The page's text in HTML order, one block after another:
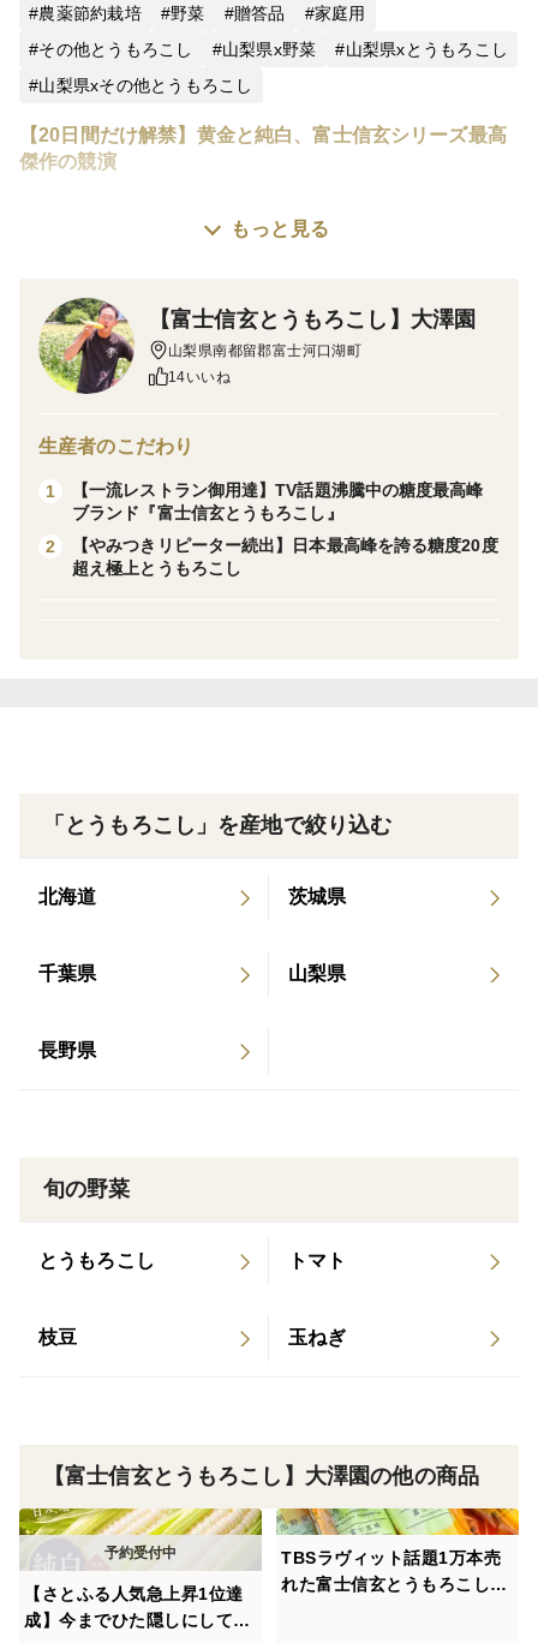
農薬節約栽培 野菜 贈答品
家庭用
その他とうもろこし
山梨県x野菜
山梨県xとうもろこし
山梨県xその他とうもろこし
【20日間だけ解禁】黄金と純白、富士信玄シリーズ最高
傑作の競演
⚠️※現在応募が殺到しております。2027年分用意して
※こちらは2027年7月中旬発送開始予定の先行予約商品
です。
フルーツ王国山梨で糖度20度超えのとうもろこしを収穫
するおおさわ園の大澤 武です☆
今まで黙っていて申し訳ありません。
ふさわしい品質へ到達するまで何度も改良を重ね、数年
禁いたします。
富士信玄シリーズが誇る二つの最高傑作を一度に味わえ
特に純白は、生のままでも驚くほど甘く、フルーツのよ
とうもろこしは茹でたり焼いたりすれば甘くなるのは当
然ですが、生の状態でここまで甘さを感じられるかどう
もっと見る
【富士信玄とうもろこし】大澤園
山梨県南都留郡富士河口湖町
14いいね
生産者のこだわり
1
【一流レストラン御用達】TV話題沸騰中の糖度最高峰
ブランド『富士信玄とうもろこし』
2
【やみつきリピーター続出】日本最高峰を誇る糖度20度
超え極上とうもろこし
「とうもろこし」を産地で絞り込む
北海道 茨城県
千葉県 山梨県
長野県
旬の野菜
とうもろこし トマト
枝豆 玉ねぎ
【富士信玄とうもろこし】大澤園の他の商品
【さとふる人気急上昇1位達
成】今までひた隠しにしてき
TBSラヴィット話題1万本売
れた富士信玄とうもろこし一